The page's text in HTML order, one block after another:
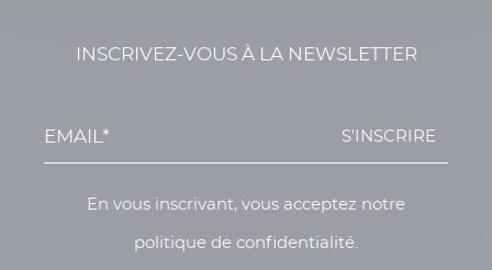
INSCRIVEZ-VOUS À LA NEWSLETTER
S'INSCRIRE
En vous inscrivant, vous acceptez notre
politique de confidentialité.